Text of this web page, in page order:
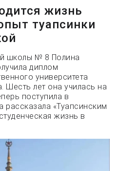
жизнь
туапсинки
школы № 8 Полина
диплом
университета
лет она училась на
поступила в
рассказала «Туапсинским
жизнь в